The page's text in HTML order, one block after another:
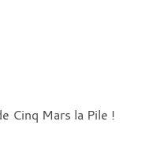
Cinq Mars la Pile !